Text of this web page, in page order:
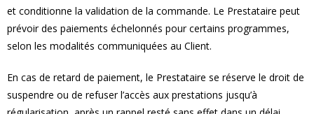
et conditionne la validation de la commande. Le Prestataire peut
prévoir des paiements échelonnés pour certains programmes,
selon les modalités communiquées au Client.
En cas de retard de paiement, le Prestataire se réserve le droit de
suspendre ou de refuser l’accès aux prestations jusqu’à